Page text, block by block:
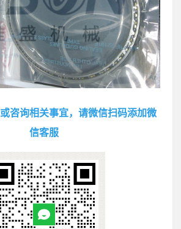
咨询相关事宜，请微信扫码添加微
信客服